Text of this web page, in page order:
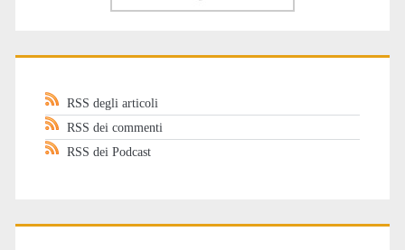
RSS degli articoli
RSS dei commenti
RSS dei Podcast